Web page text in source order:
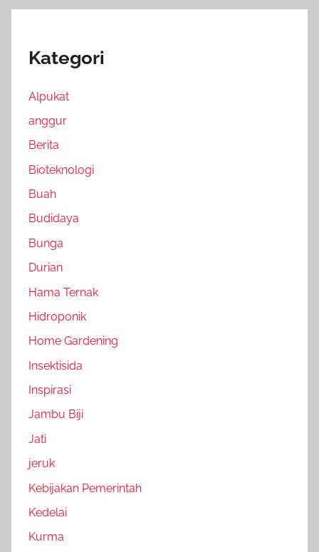
Kategori
Alpukat
anggur
Berita
Bioteknologi
Buah
Budidaya
Bunga
Durian
Hama Ternak
Hidroponik
Home Gardening
Insektisida
Inspirasi
Jambu Biji
Jati
jeruk
Kebijakan Pemerintah
Kedelai
Kurma